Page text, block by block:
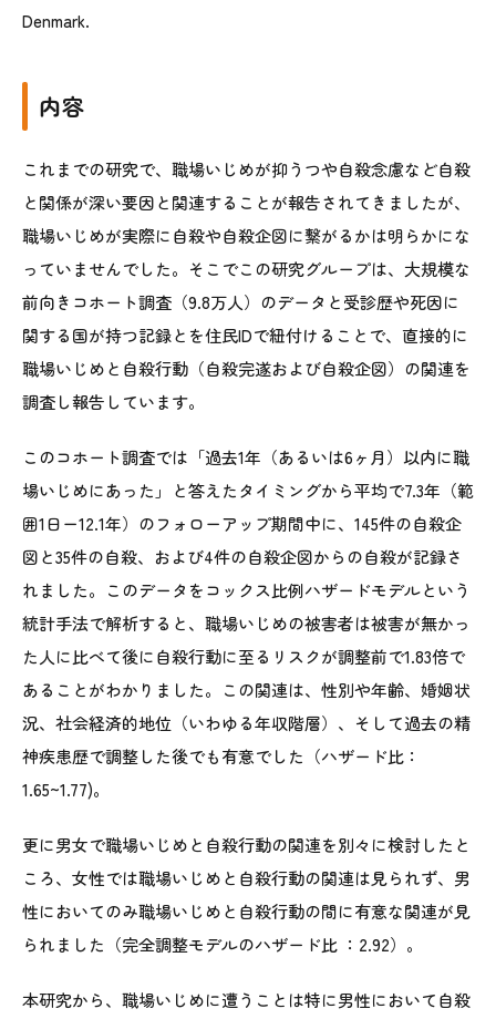
Denmark.
内容
これまでの研究で、職場いじめが抑うつや自殺念慮など自殺
と関係が深い要因と関連することが報告されてきましたが、
職場いじめが実際に自殺や自殺企図に繋がるかは明らかにな
っていませんでした。そこでこの研究グループは、大規模な
前向きコホート調査（9.8万人）のデータと受診歴や死因に
関する国が持つ記録とを住民IDで紐付けることで、直接的に
職場いじめと自殺行動（自殺完遂および自殺企図）の関連を
調査し報告しています。
このコホート調査では「過去1年（あるいは6ヶ月）以内に職
場いじめにあった」と答えたタイミングから平均で7.3年（範
囲1日ー12.1年）のフォローアップ期間中に、145件の自殺企
図と35件の自殺、および4件の自殺企図からの自殺が記録さ
れました。このデータをコックス比例ハザードモデルという
統計手法で解析すると、職場いじめの被害者は被害が無かっ
た人に比べて後に自殺行動に至るリスクが調整前で1.83倍で
あることがわかりました。この関連は、性別や年齢、婚姻状
況、社会経済的地位（いわゆる年収階層）、そして過去の精
神疾患歴で調整した後でも有意でした（ハザード比：
1.65~1.77)。
更に男女で職場いじめと自殺行動の関連を別々に検討したと
ころ、女性では職場いじめと自殺行動の関連は見られず、男
性においてのみ職場いじめと自殺行動の間に有意な関連が見
られました（完全調整モデルのハザード比 ：2.92）。
本研究から、職場いじめに遭うことは特に男性において自殺